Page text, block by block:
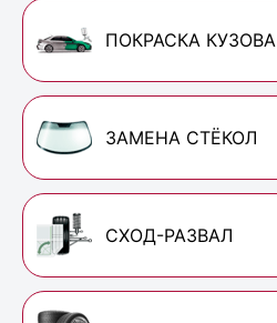
ПОКРАСКА КУЗОВА
ЗАМЕНА СТЁКОЛ
СХОД-РАЗВАЛ